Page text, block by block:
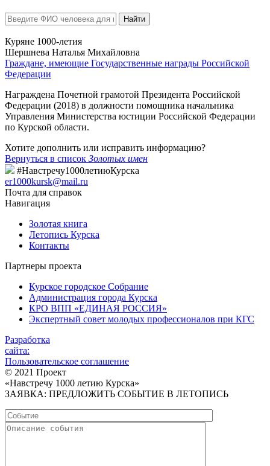
Найти
Куряне 1000-летия
Шершнева Наталья Михайловна
Граждане, имеющие Государственные награды Российской
Федерации
Награждена Почетной грамотой Президента Российской
Федерации (2018) в должности помощника начальника
Управления Министерства юстиции Российской Федерации
по Курской области.
Хотите дополнить или исправить информацию?
Вернуться в список Золотых имен
#Навстречу1000летиюКурска
er1000kursk@mail.ru
Почта для справок
Навигация
Золотая книга
Летопись Курска
Контакты
Партнеры проекта
Курское городское Собрание
Администрация города Курска
КРО ВПП «ЕДИНАЯ РОССИЯ»
Экспертный совет молодых профессионалов при КГС
Разработка
сайта:
Пользовательское соглашение
© 2021 Проект
«Навстречу 1000 летию Курска»
ЗАЯВКА: ПРЕДЛОЖИТЬ СОБЫТИЕ В ЛЕТОПИСЬ